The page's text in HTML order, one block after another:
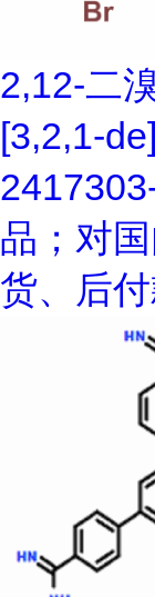
2,12-二
[3,2,1-
品；对
货、后